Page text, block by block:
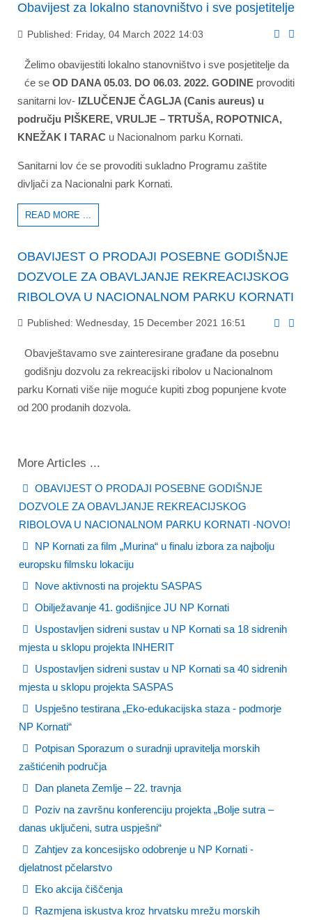
Obavijest za lokalno stanovništvo i sve posjetitelje
Published: Friday, 04 March 2022 14:03
Želimo obavijestiti lokalno stanovništvo i sve posjetitelje da
će se OD DANA 05.03. DO 06.03. 2022. GODINE provoditi
sanitarni lov- IZLUČENJE ČAGLJA (Canis aureus) u
području PIŠKERE, VRULJE – TRTUŠA, ROPOTNICA,
KNEŽAK I TARAC u Nacionalnom parku Kornati.
Sanitarni lov će se provoditi sukladno Programu zaštite
divljači za Nacionalni park Kornati.
READ MORE ...
OBAVIJEST O PRODAJI POSEBNE GODIŠNJE
DOZVOLE ZA OBAVLJANJE REKREACIJSKOG
RIBOLOVA U NACIONALNOM PARKU KORNATI
Published: Wednesday, 15 December 2021 16:51
Obavještavamo sve zainteresirane građane da posebnu
godišnju dozvolu za rekreacijski ribolov u Nacionalnom
parku Kornati više nije moguće kupiti zbog popunjene kvote
od 200 prodanih dozvola.
More Articles ...
OBAVIJEST O PRODAJI POSEBNE GODIŠNJE
DOZVOLE ZA OBAVLJANJE REKREACIJSKOG
RIBOLOVA U NACIONALNOM PARKU KORNATI -NOVO!
NP Kornati za film „Murina“ u finalu izbora za najbolju
europsku filmsku lokaciju
Nove aktivnosti na projektu SASPAS
Obilježavanje 41. godišnjice JU NP Kornati
Uspostavljen sidreni sustav u NP Kornati sa 18 sidrenih
mjesta u sklopu projekta INHERIT
Uspostavljen sidreni sustav u NP Kornati sa 40 sidrenih
mjesta u sklopu projekta SASPAS
Uspješno testirana „Eko-edukacijska staza - podmorje
NP Kornati“
Potpisan Sporazum o suradnji upravitelja morskih
zaštićenih područja
Dan planeta Zemlje – 22. travnja
Poziv na završnu konferenciju projekta „Bolje sutra –
danas uključeni, sutra uspješni“
Zahtjev za koncesijsko odobrenje u NP Kornati -
djelatnost pčelarstvo
Eko akcija čiščenja
Razmjena iskustva kroz hrvatsku mrežu morskih